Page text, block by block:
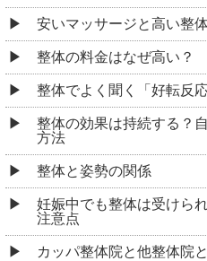
安いマッサージと高い整
整体の料金はなぜ高い？
整体でよく聞く「好転反応
整体の効果は持続する？
方法
整体と姿勢の関係
妊娠中でも整体は受けら
注意点
カッパ整体院と他整体院